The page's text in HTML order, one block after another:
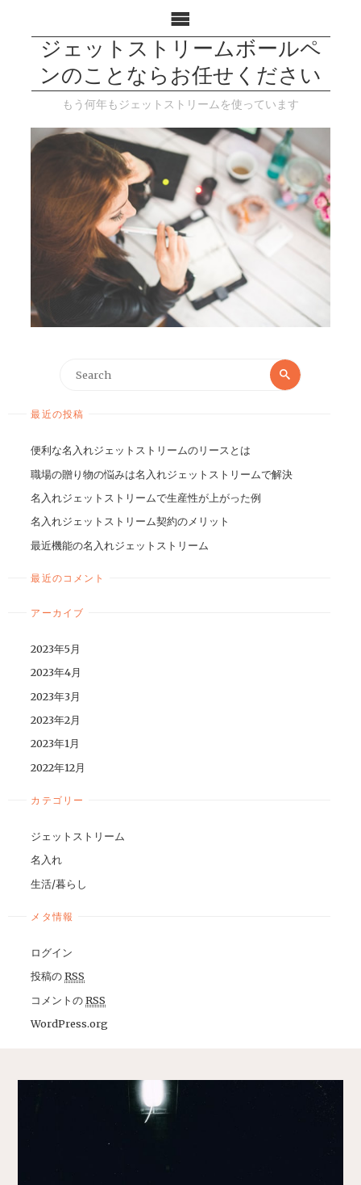
ジェットストリームボールペ
ンのことならお任せください
もう何年もジェットストリームを使っています
最近の投稿
便利な名入れジェットストリームのリースとは
職場の贈り物の悩みは名入れジェットストリームで解決
名入れジェットストリームで生産性が上がった例
名入れジェットストリーム契約のメリット
最近機能の名入れジェットストリーム
最近のコメント
アーカイブ
2023年5月
2023年4月
2023年3月
2023年2月
2023年1月
2022年12月
カテゴリー
ジェットストリーム
名入れ
生活/暮らし
メタ情報
ログイン
投稿のRSS
コメントのRSS
WordPress.org